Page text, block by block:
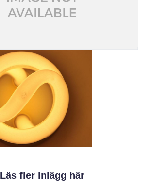
Läs fler inlägg här